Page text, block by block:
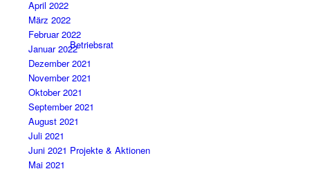
Betriebsrat
Projekte & Aktionen
April 2022
März 2022
Februar 2022
Januar 2022
Dezember 2021
November 2021
Oktober 2021
September 2021
August 2021
Juli 2021
Juni 2021
Mai 2021